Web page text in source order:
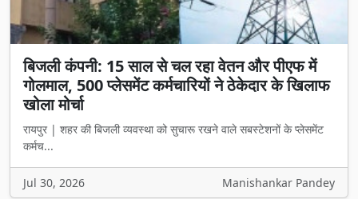
बिजली कंपनी: 15 साल से चल रहा वेतन और पीएफ में
गोलमाल, 500 प्लेसमेंट कर्मचारियों ने ठेकेदार के खिलाफ
खोला मोर्चा
रायपुर | शहर की बिजली व्यवस्था को सुचारू रखने वाले सबस्टेशनों के प्लेसमेंट
कर्मच...
Jul 30, 2026 Manishankar Pandey